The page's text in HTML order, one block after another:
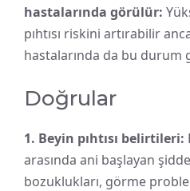
hastalarında görülür:
pıhtısı riskini artırabilir
hastalarında da bu durum
Doğrular
1. Beyin pıhtısı belirtileri:
arasında ani başlayan
bozuklukları, görme